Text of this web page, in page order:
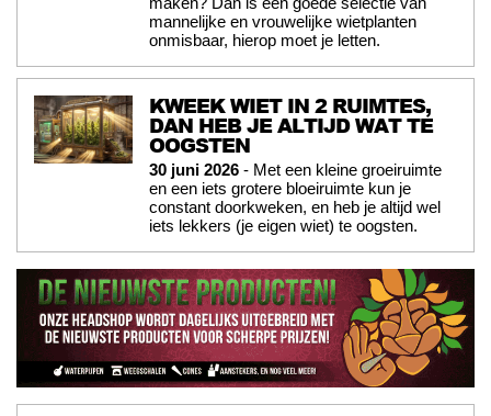
mannelijke en vrouwelijke wietplanten
onmisbaar, hierop moet je letten.
KWEEK WIET IN 2 RUIMTES,
DAN HEB JE ALTIJD WAT TE
OOGSTEN
30 juni 2026 - Met een kleine groeiruimte
en een iets grotere bloeiruimte kun je
constant doorkweken, en heb je altijd wel
iets lekkers (je eigen wiet) te oogsten.